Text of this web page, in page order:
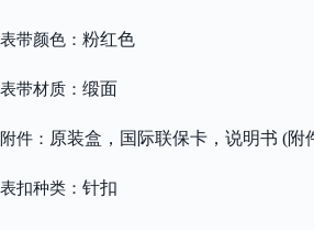
表带颜色： 粉红色
表带材质： 缎面
附件： 原装盒，国际联保卡，说明书 (附
表扣种类： 针扣